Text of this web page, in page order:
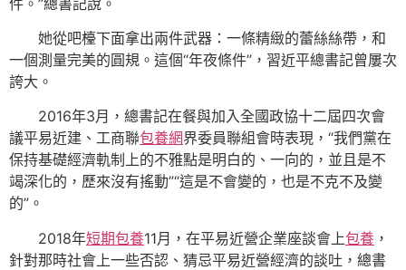
她從吧檯下面拿出兩件武器：一條精緻的蕾絲絲帶，和
一個測量完美的圓規。這個“年夜條件”，習近平總書記曾屢次
誇大。
2016年3月，總書記在餐與加入全國政協十二屆四次會
議平易近建、工商聯包養網界委員聯組會時表現，“我們黨在
保持基礎經濟軌制上的不雅點是明白的、一向的，並且是不
竭深化的，歷來沒有搖動”“這是不會變的，也是不克不及變
的”。
2018年短期包養11月，在平易近營企業座談會上包養 ，
針對那時社會上一些否認、猜忌平易近營經濟的談吐，總書